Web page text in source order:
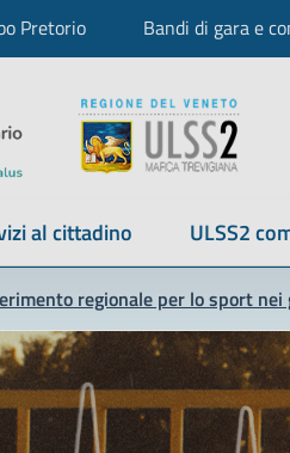
Pretorio Bandi di gara e
al cittadino ULSS2
regionale per lo sport nei